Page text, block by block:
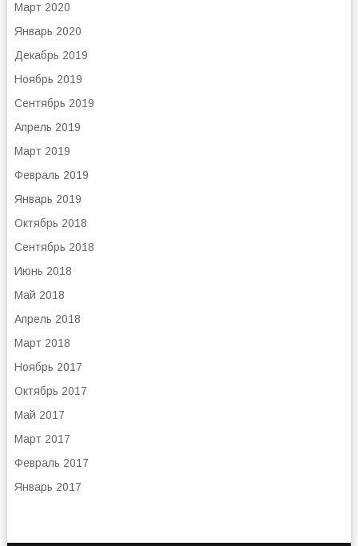
Март 2020
Январь 2020
Декабрь 2019
Ноябрь 2019
Сентябрь 2019
Апрель 2019
Март 2019
Февраль 2019
Январь 2019
Октябрь 2018
Сентябрь 2018
Июнь 2018
Май 2018
Апрель 2018
Март 2018
Ноябрь 2017
Октябрь 2017
Май 2017
Март 2017
Февраль 2017
Январь 2017